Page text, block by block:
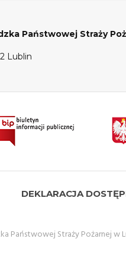
Państwowej Straży
Lublin
DEKLARACJA
Państwowej Straży Pożarnej w